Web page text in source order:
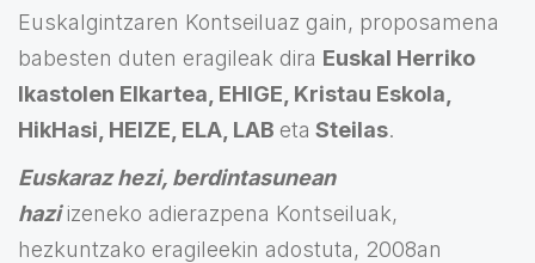
Euskalgintzaren Kontseiluaz gain, proposamena
babesten duten eragileak dira Euskal Herriko
Ikastolen Elkartea, EHIGE, Kristau Eskola,
HikHasi, HEIZE, ELA, LAB eta Steilas.
Euskaraz hezi, berdintasunean
haziizeneko adierazpena Kontseiluak,
hezkuntzako eragileekin adostuta, 2008an